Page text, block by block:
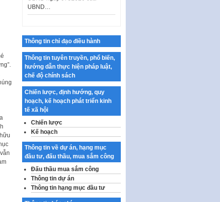
Ban hành Danh mục vị trí khai
Kế hoạch Tổ chức Cuộc thi
chính luận về bảo vệ nền tảng tư
tưởng của Đảng…
Công bố công khai dự toán kinh
phí xây dựng pháp luật, hoàn
thiện thể chế, chính…
Quy định về nghiên cứu, ứng
dụng khoa học, công nghệ, đổi
mới sáng tạo và chuyển…
thi hành một số điều của Luật Lý
lịch tư…
Sửa đổi, bổ sung một số nội
dung tại Nghị quyết số 30/NQ-
CP ngày 24 tháng 02…
Thông tin chỉ đạo điều hành
Thông tin tuyên truyền, phổ biến,
hướng dẫn thực hiện pháp luật,
chế độ chính sách
Chiến lược, định hướng, quy
hoạch, kế hoạch phát triển kinh
tế xã hội
Chiến lược
Kế hoạch
Thông tin về dự án, hạng mục
đầu tư, đấu thầu, mua sắm công
Đấu thầu mua sắm công
Thông tin dự án
Thông tin hạng mục đầu tư